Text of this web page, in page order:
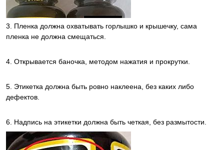
3. Пленка должна охватывать горлышко и крышечку, сама
пленка не должна смещаться.
4. Открывается баночка, методом нажатия и прокрутки.
5. Этикетка должна быть ровно наклеена, без каких либо
дефектов.
6. Надпись на этикетки должна быть четкая, без размытости.